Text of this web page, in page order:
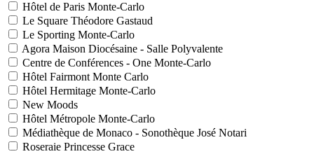
Hôtel de Paris Monte-Carlo
Le Square Théodore Gastaud
Le Sporting Monte-Carlo
Agora Maison Diocésaine - Salle Polyvalente
Centre de Conférences - One Monte-Carlo
Hôtel Fairmont Monte Carlo
Hôtel Hermitage Monte-Carlo
New Moods
Hôtel Métropole Monte-Carlo
Médiathèque de Monaco - Sonothèque José Notari
Roseraie Princesse Grace